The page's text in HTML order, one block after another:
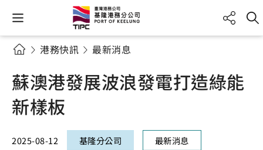
港務快訊 最新消息
蘇澳港發展波浪發電打造綠能
新樣板
2025-08-12 基隆分公司 最新消息